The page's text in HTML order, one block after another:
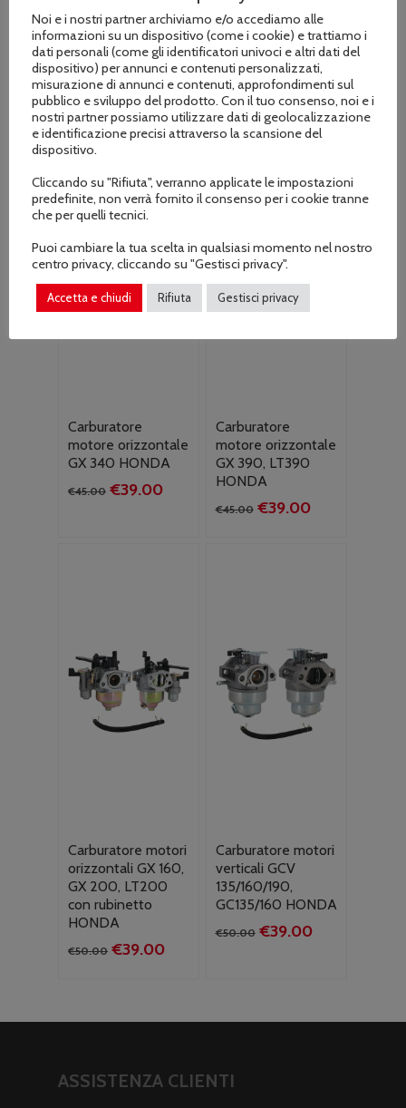
motore orizzontale
GX 240 HONDA
€62.00 Il
prezzo
originale
era:
€62.00.
€52.00Il
prezzo
attuale
è:
€52.00.
motore orizzontale
GX 270, LT270
HONDA
€45.00 Il
prezzo
originale
era:
€39.00Il
prezzo
attuale
è:
Carburatore
motore orizzontale
GX 340 HONDA
€45.00 Il
€39.00Il
Carburatore
motore orizzontale
GX 390, LT390
HONDA
€45.00 Il
€39.00Il
Carburatore motori
orizzontali GX 160,
GX 200, LT200
con rubinetto
HONDA
€50.00 Il
€50.00.
€39.00Il
€39.00.
Carburatore motori
verticali GCV
135/160/190,
GC135/160 HONDA
€50.00 Il
€39.00Il
ASSISTENZA CLIENTI
Noi e i nostri partner archiviamo e/o accediamo alle
informazioni su un dispositivo (come i cookie) e trattiamo i
dati personali (come gli identificatori univoci e altri dati del
dispositivo) per annunci e contenuti personalizzati,
misurazione di annunci e contenuti, approfondimenti sul
pubblico e sviluppo del prodotto. Con il tuo consenso, noi e i
nostri partner possiamo utilizzare dati di geolocalizzazione
e identificazione precisi attraverso la scansione del
dispositivo.
Cliccando su "Rifiuta", verranno applicate le impostazioni
predefinite, non verrà fornito il consenso per i cookie tranne
che per quelli tecnici.
Puoi cambiare la tua scelta in qualsiasi momento nel nostro
centro privacy, cliccando su "Gestisci privacy".
Accetta e chiudi Rifiuta Gestisci privacy